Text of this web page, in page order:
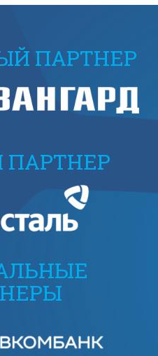
ПАРТНЕР